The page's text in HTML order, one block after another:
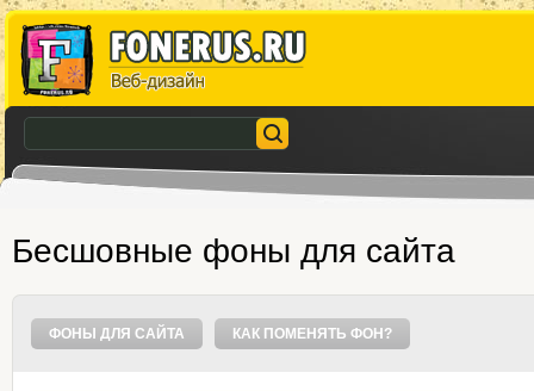
Бесшовные фоны для сайта
ФОНЫ ДЛЯ САЙТА КАК ПОМЕНЯТЬ ФОН?